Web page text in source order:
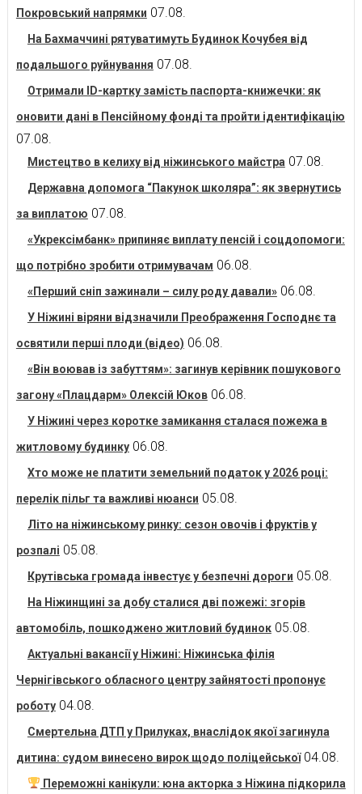
Покровський напрямки 07.08.
На Бахмаччині рятуватимуть Будинок Кочубея від
подальшого руйнування 07.08.
Отримали ID-картку замість паспорта-книжечки: як
оновити дані в Пенсійному фонді та пройти ідентифікацію
07.08.
Мистецтво в келиху від ніжинського майстра 07.08.
Державна допомога “Пакунок школяра”: як звернутись
за виплатою 07.08.
«Укрексімбанк» припиняє виплату пенсій і соцдопомоги:
що потрібно зробити отримувачам 06.08.
«Перший сніп зажинали – силу роду давали» 06.08.
У Ніжині віряни відзначили Преображення Господнє та
освятили перші плоди (відео) 06.08.
«Він воював із забуттям»: загинув керівник пошукового
загону «Плацдарм» Олексій Юков 06.08.
У Ніжині через коротке замикання сталася пожежа в
житловому будинку 06.08.
Хто може не платити земельний податок у 2026 році:
перелік пільг та важливі нюанси 05.08.
Літо на ніжинському ринку: сезон овочів і фруктів у
розпалі 05.08.
Крутівська громада інвестує у безпечні дороги 05.08.
На Ніжинщині за добу сталися дві пожежі: згорів
автомобіль, пошкоджено житловий будинок 05.08.
Актуальні вакансії у Ніжині: Ніжинська філія
Чернігівського обласного центру зайнятості пропонує
роботу 04.08.
Смертельна ДТП у Прилуках, внаслідок якої загинула
дитина: судом винесено вирок щодо поліцейської 04.08.
Переможні канікули: юна акторка з Ніжина підкорила